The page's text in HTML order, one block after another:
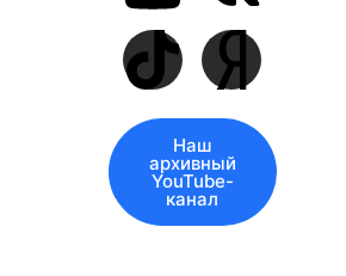
Наш
архивный
YouTube-
канал